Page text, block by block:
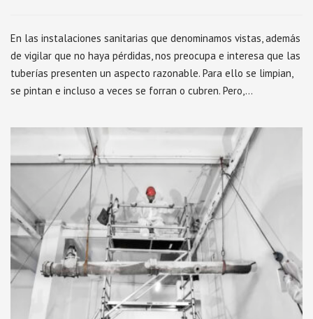
En las instalaciones sanitarias que denominamos vistas, además
de vigilar que no haya pérdidas, nos preocupa e interesa que las
tuberías presenten un aspecto razonable. Para ello se limpian,
se pintan e incluso a veces se forran o cubren. Pero,…